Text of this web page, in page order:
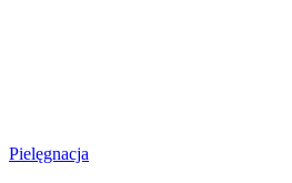
Pielęgnacja